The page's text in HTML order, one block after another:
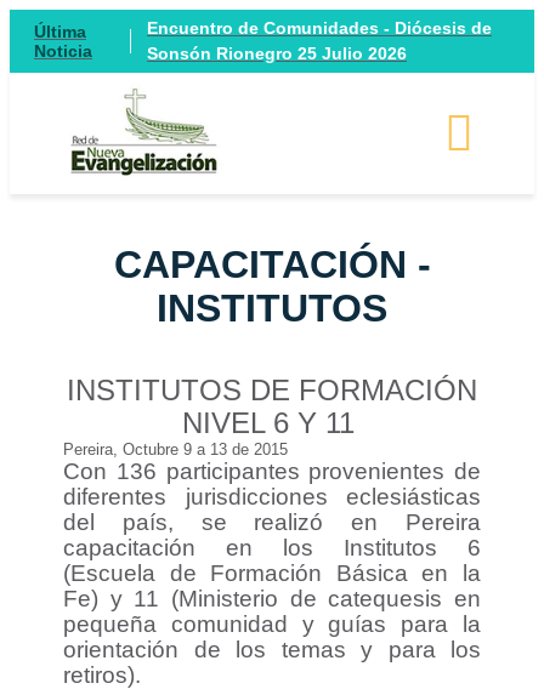
Última
Noticia
Encuentro de Comunidades - Diócesis de
Sonsón Rionegro 25 Julio 2026
CAPACITACIÓN -
INSTITUTOS
INSTITUTOS DE FORMACIÓN
NIVEL 6 Y 11
Pereira, Octubre 9 a 13 de 2015
Con 136 participantes provenientes de
diferentes jurisdicciones eclesiásticas
del país, se realizó en Pereira
capacitación en los Institutos 6
(Escuela de Formación Básica en la
Fe) y 11 (Ministerio de catequesis en
pequeña comunidad y guías para la
orientación de los temas y para los
retiros).